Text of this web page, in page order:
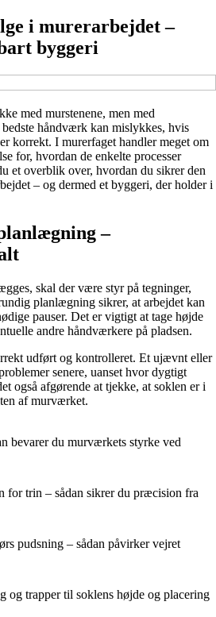
i murerarbejdet –
byggeri
med murstenene, men med
håndværk kan mislykkes, hvis
korrekt. I murerfaget handler meget om
for, hvordan de enkelte processer
et overblik over, hvordan du sikrer den
– og dermed et byggeri, der holder i
–
skal der være styr på tegninger,
planlægning sikrer, at arbejdet kan
pauser. Det er vigtigt at tage højde
andre håndværkere på pladsen.
udført og kontrolleret. Et ujævnt eller
senere, uanset hvor dygtigt
også afgørende at tjekke, at soklen er i
af murværket.
bevarer du murværkets styrke ved
for trin – sådan sikrer du præcision fra
pudsning – sådan påvirker vejret
og trapper til soklens højde og placering